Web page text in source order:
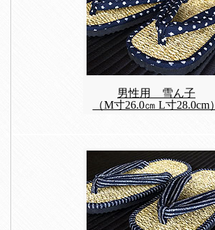
男性用 雪ん子
（M寸26.0㎝ L寸28.0cm）